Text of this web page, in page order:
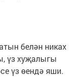
белән никах
үз хуҗалыгы
үз өендә яши.